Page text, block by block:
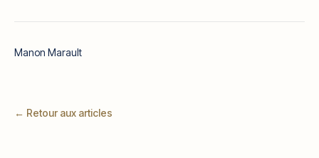
Manon Marault
← Retour aux articles